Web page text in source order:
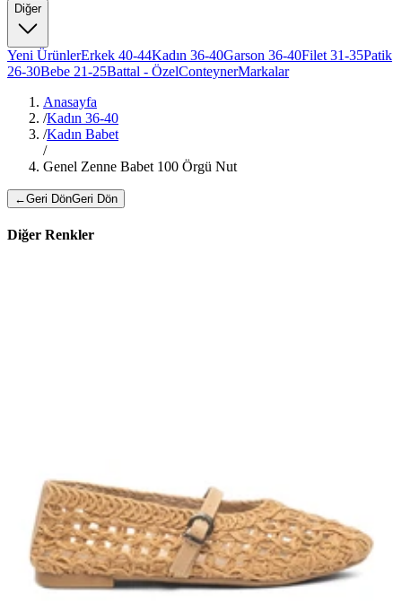
Diğer
Yeni ÜrünlerErkek 40-44Kadın 36-40Garson 36-40Filet 31-35Patik
26-30Bebe 21-25Battal - ÖzelConteynerMarkalar
Anasayfa
/Kadın 36-40
/Kadın Babet
/
Genel Zenne Babet 100 Örgü Nut
←Geri DönGeri Dön
Diğer Renkler